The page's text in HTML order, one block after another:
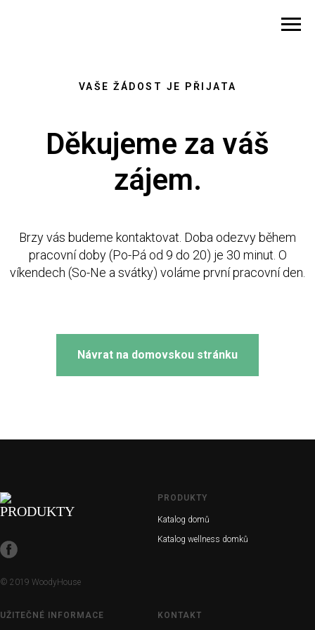
VAŠE ŽÁDOST JE PŘIJATA
Děkujeme za váš
zájem.
Brzy vás budeme kontaktovat. Doba odezvy během
pracovní doby (Po-Pá od 9 do 20) je 30 minut. O
víkendech (So-Ne a svátky) voláme první pracovní den.
Návrat na domovskou stránku
© 2019 WoodyHouse
PRODUKTY
Katalog domů
Katalog wellness domků
UŽITEČNÉ INFORMACE KONTAKT